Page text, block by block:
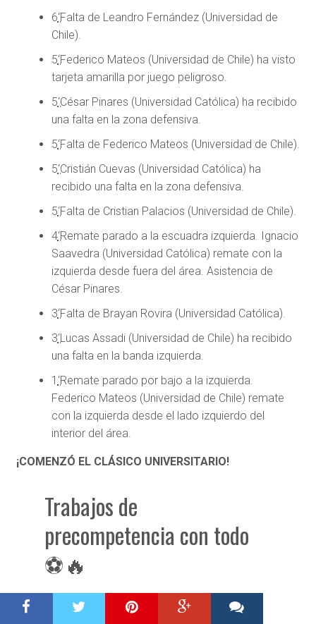
6‘Falta de Leandro Fernández (Universidad de
Chile).
5‘Federico Mateos (Universidad de Chile) ha visto
tarjeta amarilla por juego peligroso.
5‘César Pinares (Universidad Católica) ha recibido
una falta en la zona defensiva.
5‘Falta de Federico Mateos (Universidad de Chile).
5‘Cristián Cuevas (Universidad Católica) ha
recibido una falta en la zona defensiva.
5‘Falta de Cristian Palacios (Universidad de Chile).
4‘Remate parado a la escuadra izquierda. Ignacio
Saavedra (Universidad Católica) remate con la
izquierda desde fuera del área. Asistencia de
César Pinares.
3‘Falta de Brayan Rovira (Universidad Católica).
3‘Lucas Assadi (Universidad de Chile) ha recibido
una falta en la banda izquierda.
1 ‘Remate parado por bajo a la izquierda.
Federico Mateos (Universidad de Chile) remate
con la izquierda desde el lado izquierdo del
interior del área.
¡COMENZÓ EL CLÁSICO UNIVERSITARIO!
Trabajos de
precompetencia con todo
⚽🔥
Vamos
#LosCruzados , ¡con